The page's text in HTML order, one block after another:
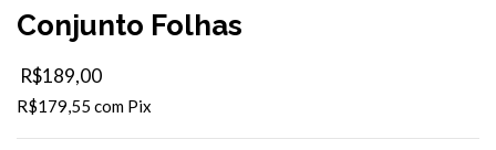
Conjunto Folhas
R$189,00
R$179,55 com Pix